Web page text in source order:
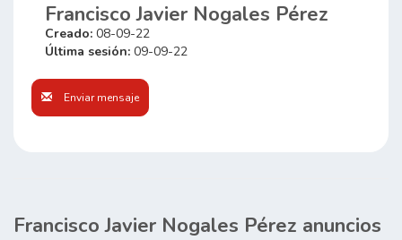
Francisco Javier Nogales Pérez
Creado: 08-09-22
Última sesión: 09-09-22
Enviar mensaje
Francisco Javier Nogales Pérez anuncios